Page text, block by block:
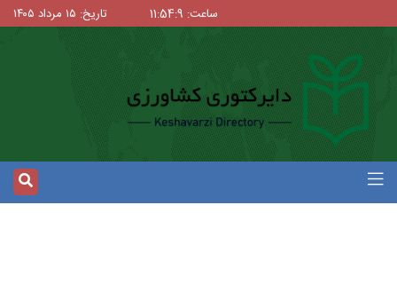
ساعت: 11:54:10 تاریخ: ۱۵ مرداد ۱۴۰۵